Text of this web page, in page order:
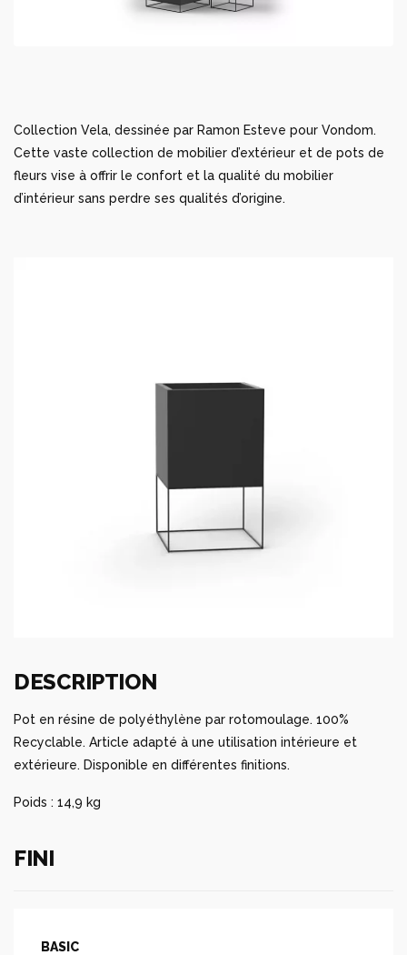
Collection Vela, dessinée par Ramon Esteve pour Vondom.
Cette vaste collection de mobilier d’extérieur et de pots de
fleurs vise à offrir le confort et la qualité du mobilier
d’intérieur sans perdre ses qualités d’origine.
DESCRIPTION
Pot en résine de polyéthylène par rotomoulage. 100%
Recyclable. Article adapté à une utilisation intérieure et
extérieure. Disponible en différentes finitions.
Poids : 14,9 kg
FINI
BASIC